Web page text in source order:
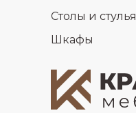
Столы и стулья
Шкафы